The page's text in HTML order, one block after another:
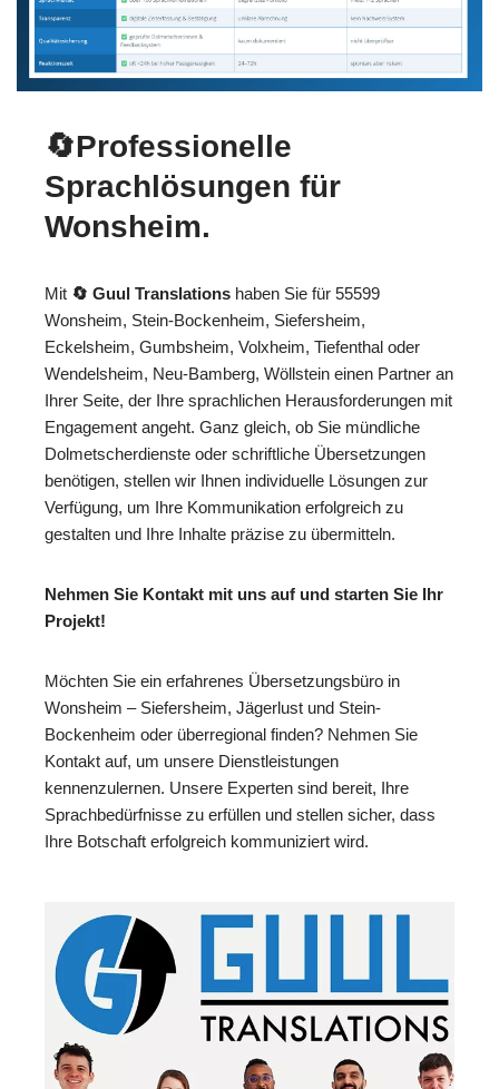
🔄Professionelle
Sprachlösungen für
Wonsheim.
Mit 🔄 Guul Translations haben Sie für 55599
Wonsheim, Stein-Bockenheim, Siefersheim,
Eckelsheim, Gumbsheim, Volxheim, Tiefenthal oder
Wendelsheim, Neu-Bamberg, Wöllstein einen Partner an
Ihrer Seite, der Ihre sprachlichen Herausforderungen mit
Engagement angeht. Ganz gleich, ob Sie mündliche
Dolmetscherdienste oder schriftliche Übersetzungen
benötigen, stellen wir Ihnen individuelle Lösungen zur
Verfügung, um Ihre Kommunikation erfolgreich zu
gestalten und Ihre Inhalte präzise zu übermitteln.
Nehmen Sie Kontakt mit uns auf und starten Sie Ihr
Projekt!
Möchten Sie ein erfahrenes Übersetzungsbüro in
Wonsheim – Siefersheim, Jägerlust und Stein-
Bockenheim oder überregional finden? Nehmen Sie
Kontakt auf, um unsere Dienstleistungen
kennenzulernen. Unsere Experten sind bereit, Ihre
Sprachbedürfnisse zu erfüllen und stellen sicher, dass
Ihre Botschaft erfolgreich kommuniziert wird.